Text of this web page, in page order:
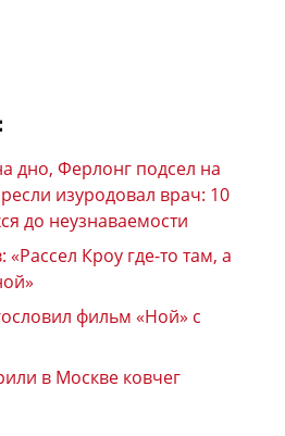
дно, Ферлонг подсел на
изуродовал врач: 10
до неузнаваемости
Кроу где-то там, а
фильм «Ной» с
в Москве ковчег